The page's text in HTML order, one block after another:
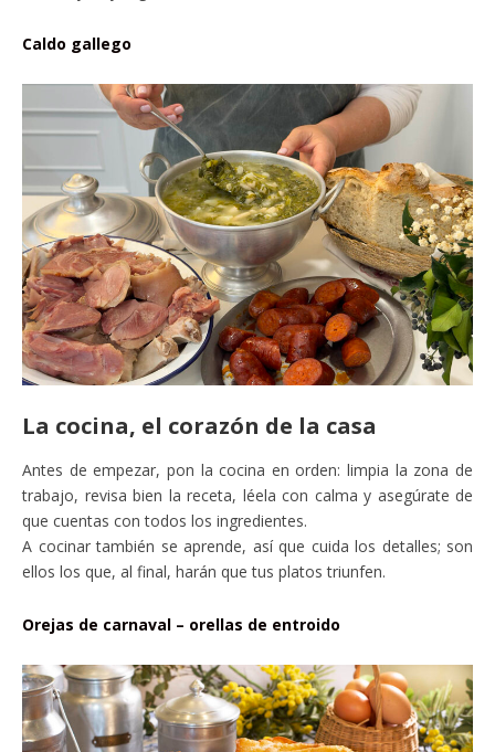
Caldo gallego
La cocina, el corazón de la casa
Antes de empezar, pon la cocina en orden: limpia la zona de
trabajo, revisa bien la receta, léela con calma y asegúrate de
que cuentas con todos los ingredientes.
A cocinar también se aprende, así que cuida los detalles; son
ellos los que, al final, harán que tus platos triunfen.
Orejas de carnaval – orellas de entroido